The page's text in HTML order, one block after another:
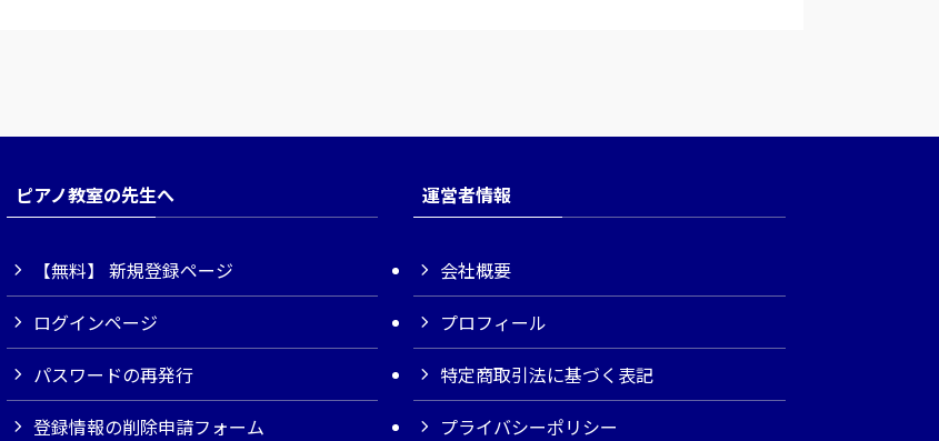
ピアノ教室の先生へ
【無料】 新規登録ページ
ログインページ
パスワードの再発行
登録情報の削除申請フォーム
運営者情報
会社概要
プロフィール
特定商取引法に基づく表記
プライバシーポリシー